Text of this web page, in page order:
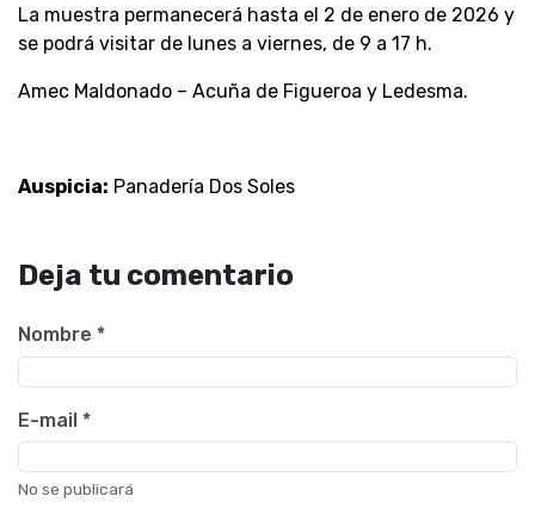
La muestra permanecerá hasta el 2 de enero de 2026 y
se podrá visitar de lunes a viernes, de 9 a 17 h.
Amec Maldonado – Acuña de Figueroa y Ledesma.
Auspicia: Panadería Dos Soles
Deja tu comentario
Nombre *
E-mail *
No se publicará